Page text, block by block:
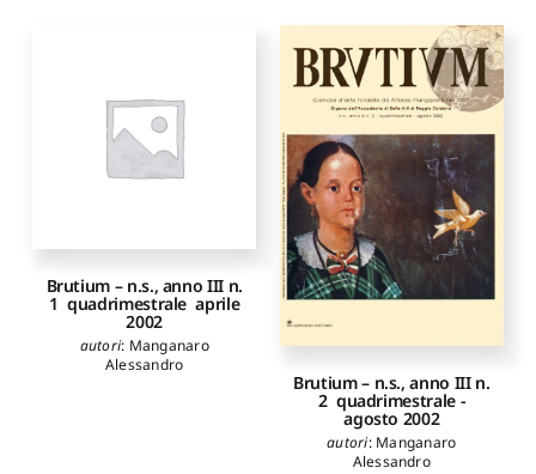
Brutium – n.s., anno III n.
1 ­ quadrimestrale ­ aprile
2002
autori: Manganaro
Alessandro
Brutium – n.s., anno III n.
2 ­ quadrimestrale ­
agosto 2002
autori: Manganaro
Alessandro